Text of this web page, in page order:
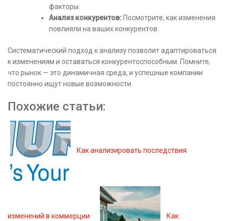
факторы.
Анализ конкурентов: Посмотрите, как изменения
повлияли на ваших конкурентов.
Систематический подход к анализу позволит адаптироваться
к изменениям и оставаться конкурентоспособным. Помните,
что рынок — это динамичная среда, и успешные компании
постоянно ищут новые возможности.
Похожие статьи:
Как анализировать последствия
изменений в коммерции Как